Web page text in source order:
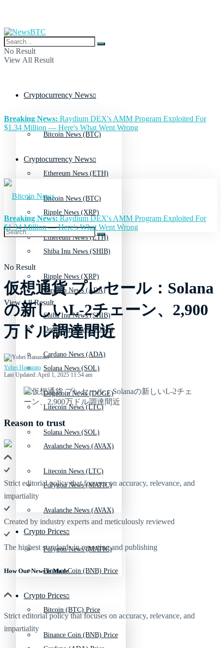
No Result
View All Result
Cryptocurrency News
Bitcoin News (BTC)
Ethereum News (ETH)
Ripple News (XRP)
Shiba Inu News (SHIB)
Cardano News (ADA)
Dogecoin News (DOGE)
Solana News (SOL)
Litecoin News (LTC)
Avalanche News (AVAX)
Polygon News (MATIC)
Crypto Prices
Binance Coin (BNB) Price
Bitcoin (BTC) Price
Breaking News: Raydium DEX's AMM Program Exploited For
$1.34 Million — Here's What Went Wrong
Cryptocurrency News
Bitcoin News (BTC)
Ethereum News (ETH)
Ripple News (XRP)
Shiba Inu News (SHIB)
Cardano News (ADA)
Dogecoin News (DOGE)
Solana News (SOL)
Litecoin News (LTC)
Avalanche News (AVAX)
Polygon News (MATIC)
Crypto Prices
Binance Coin (BNB) Price
No Result
View All Result
Breaking News:Raydium DEX's AMM Program Exploited For
$1.34 Million — Here's What Went Wrong
仮想通貨 プレセール：Solana
の新しいL-2チェーン、2,900
万ドル調達間近
Yohei Hanazato
Last Updated: April 1, 2025 11:54 am
Reason to trust
Strict editorial policy that focuses on accuracy, relevance, and
impartiality
Created by industry experts and meticulously reviewed
The highest standards in reporting and publishing
How Our News is Made
Strict editorial policy that focuses on accuracy, relevance, and
impartiality